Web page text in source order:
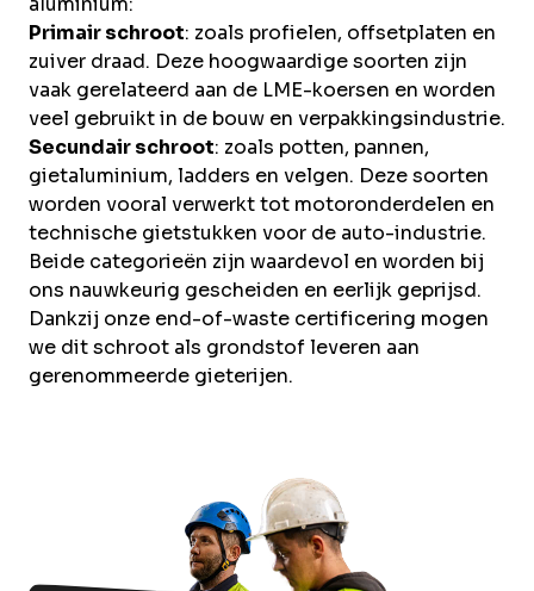
Primair schroot: zoals profielen, offsetplaten en
zuiver draad. Deze hoogwaardige soorten zijn
vaak gerelateerd aan de LME-koersen en worden
veel gebruikt in de bouw en verpakkingsindustrie.
Secundair schroot: zoals potten, pannen,
gietaluminium, ladders en velgen. Deze soorten
worden vooral verwerkt tot motoronderdelen en
technische gietstukken voor de auto-industrie.
Beide categorieën zijn waardevol en worden bij
ons nauwkeurig gescheiden en eerlijk geprijsd.
Dankzij onze end-of-waste certificering mogen
we dit schroot als grondstof leveren aan
gerenommeerde gieterijen.